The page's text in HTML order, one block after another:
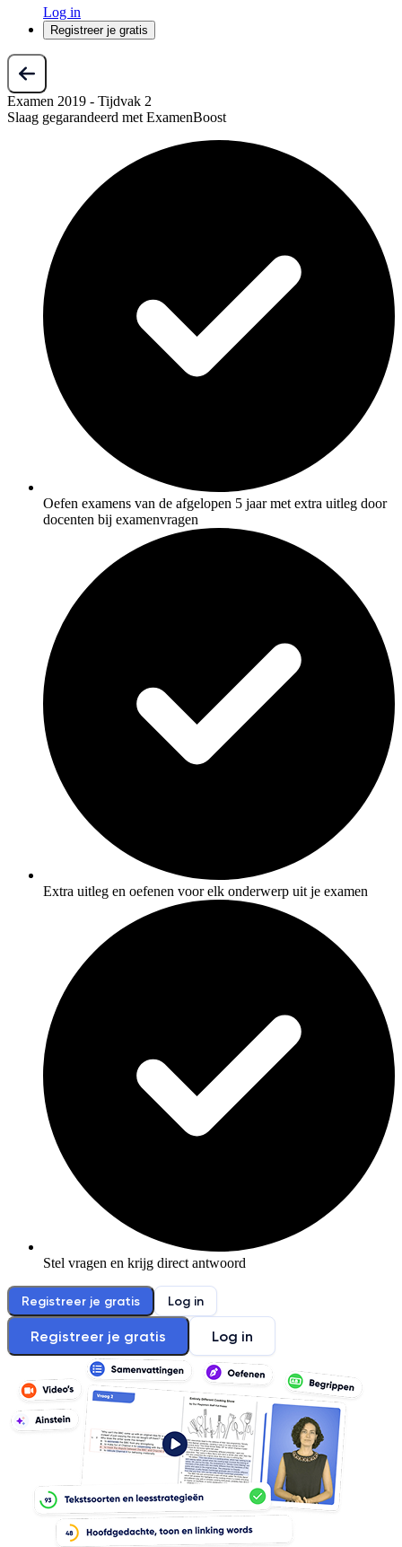
Log in
Registreer je gratis
Examen 2019 - Tijdvak 2
Slaag gegarandeerd met ExamenBoost
Oefen examens van de afgelopen 5 jaar met extra uitleg door
docenten bij examenvragen
Extra uitleg en oefenen voor elk onderwerp uit je examen
Stel vragen en krijg direct antwoord
Registreer je gratis Log in
Registreer je gratis Log in